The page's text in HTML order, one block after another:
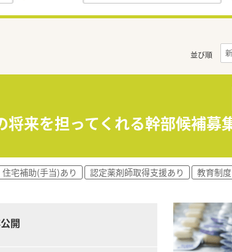
並び順
将来を担ってくれる幹部候補
住宅補助(手当)あり 認定薬剤師取得支援あり 教育制
開